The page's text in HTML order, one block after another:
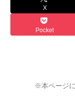
X
Pocket
※本ページ